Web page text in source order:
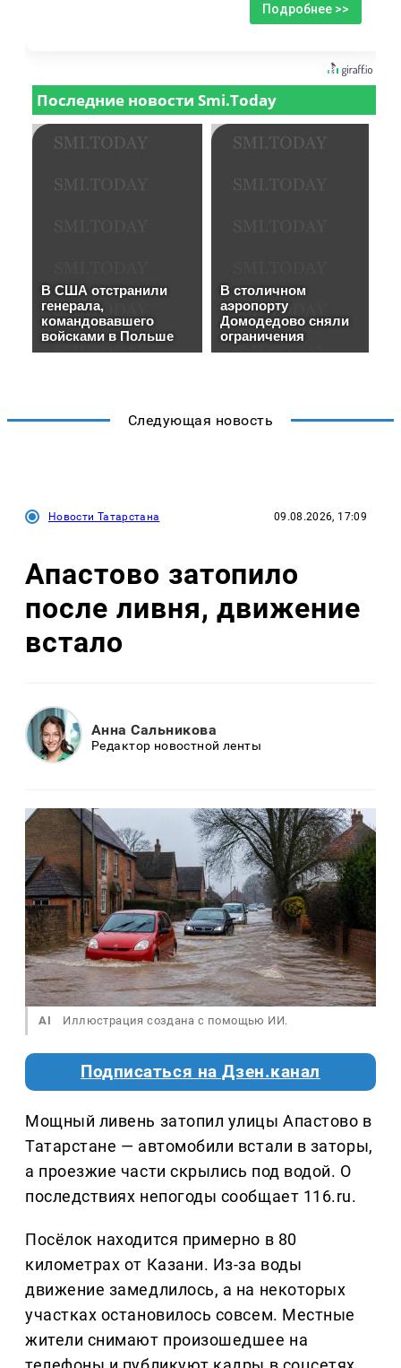
Подробнее >>
Следующая новость
Новости Татарстана 09.08.2026, 17:09
Апастово затопило
после ливня, движение
встало
Анна Сальникова
Редактор новостной ленты
AI Иллюстрация создана с помощью ИИ.
Подписаться на Дзен.канал
Мощный ливень затопил улицы Апастово в
Татарстане — автомобили встали в заторы,
а проезжие части скрылись под водой. О
последствиях непогоды сообщает 116.ru.
Посёлок находится примерно в 80
километрах от Казани. Из-за воды
движение замедлилось, а на некоторых
участках остановилось совсем. Местные
жители снимают произошедшее на